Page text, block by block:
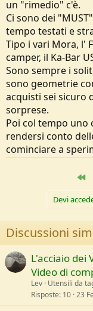
un "rimedio" c'è.
Ci sono dei
tempo testati e
Tipo i vari Mora, l'
camper, il Ka-Bar
Sono sempre i
sono geometrie
acquisti sei sicuro
sorprese.
Poi col tempo uno
rendersi conto
cominciare a
Devi
Discussioni
L'acciaio dei
Video di
Lev Utensili da
Risposte 10 23